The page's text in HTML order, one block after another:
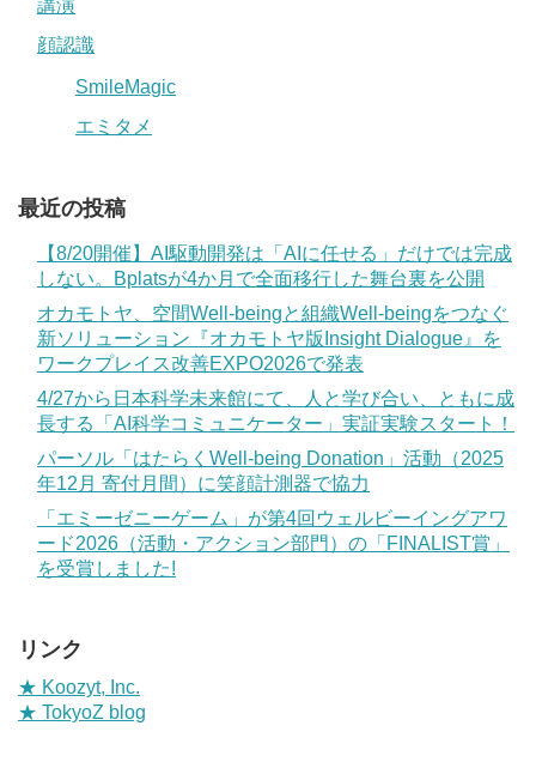
講演
顔認識
SmileMagic
エミタメ
最近の投稿
【8/20開催】AI駆動開発は「AIに任せる」だけでは完成
しない。Bplatsが4か月で全面移行した舞台裏を公開
オカモトヤ、空間Well-beingと組織Well-beingをつなぐ
新ソリューション『オカモトヤ版Insight Dialogue』を
ワークプレイス改善EXPO2026で発表
4/27から日本科学未来館にて、人と学び合い、ともに成
長する「AI科学コミュニケーター」実証実験スタート！
パーソル「はたらくWell-being Donation」活動（2025
年12月 寄付月間）に笑顔計測器で協力
「エミーゼニーゲーム」が第4回ウェルビーイングアワ
ード2026（活動・アクション部門）の「FINALIST賞」
を受賞しました!
リンク
★ Koozyt, Inc.
★ TokyoZ blog